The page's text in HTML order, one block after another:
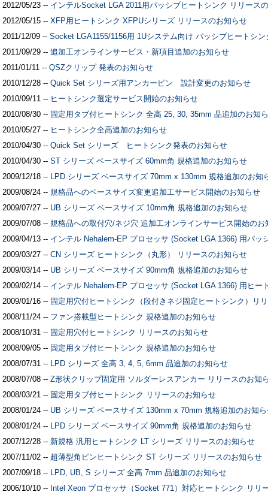
2012/05/23 -- インテルSocket LGA 2011用パッシブヒートシンク リリース
2012/05/15 -- XFP用ヒートシンク XFPUシリーズ リリースのお知らせ
2011/12/09 -- Socket LGA1155/1156用 1Uシステム向け パッシブヒートシ
2011/09/29 -- 追加工オンラインサービス・新項目追加のお知らせ
2011/01/11 -- QSZクリップ 発表のお知らせ
2010/12/28 -- Quick Set シリーズ用アンカーピン 設計変更のお知らせ
2010/09/11 -- ヒートシンク選定サービス開始のお知らせ
2010/08/30 -- 固定用タブ付ヒートシンク 全高 25, 30, 35mm 品追加のお知
2010/05/27 -- ヒートシンク全高追加のお知らせ
2010/04/30 -- Quick Set シリーズ ヒートシンク発表のお知らせ
2010/04/30 -- ST シリーズ ベースサイズ 60mm角 規格追加のお知らせ
2009/12/18 -- LPD シリーズ ベースサイズ 70mm x 130mm 規格追加のお知
2009/08/24 -- 規格品へのベースサイズ変更追加工サービス開始のお知らせ
2009/07/27 -- UB シリーズ ベースサイズ 10mm角 規格追加のお知らせ
2009/07/08 -- 規格品への取付穴/ネジ穴 追加工オンラインサービス開始のお
2009/04/13 -- インテル Nehalem-EP プロセッサ (Socket LGA 1366) 用パッ
2009/03/27 -- CN シリーズ ヒートシンク（丸形） リリースのお知らせ
2009/03/14 -- UB シリーズ ベースサイズ 90mm角 規格追加のお知らせ
2009/02/14 -- インテル Nehalem-EP プロセッサ (Socket LGA 1366) 用ヒー
2009/01/16 -- 固定用穴付ヒートシンク（段付きネジ固定ヒートシンク）リ
2008/11/24 -- ファン搭載型ヒートシンク 規格追加のお知らせ
2008/10/31 -- 固定用穴付ヒートシンク リリースのお知らせ
2008/09/05 -- 固定用タブ付ヒートシンク 規格追加のお知らせ
2008/07/31 -- LPD シリーズ 全高 3, 4, 5, 6mm 品追加のお知らせ
2008/07/08 -- Z形状クリップ固定用 ソルダーレスアンカー リリースのお知
2008/03/21 -- 固定用タブ付ヒートシンク リリースのお知らせ
2008/01/24 -- UB シリーズ ベースサイズ 130mm x 70mm 規格追加のお知
2008/01/24 -- LPD シリーズ ベースサイズ 90mm角 規格追加のお知らせ
2007/12/28 -- 新規格 汎用ヒートシンク LT シリーズ リリースのお知らせ
2007/11/02 -- 超薄型角ピンヒートシンク ST シリーズ リリースのお知らせ
2007/09/18 -- LPD, UB, S シリーズ 全高 7mm 品追加のお知らせ
2006/10/10 -- Intel Xeon プロセッサ（Socket 771）対応ヒートシンク リリ